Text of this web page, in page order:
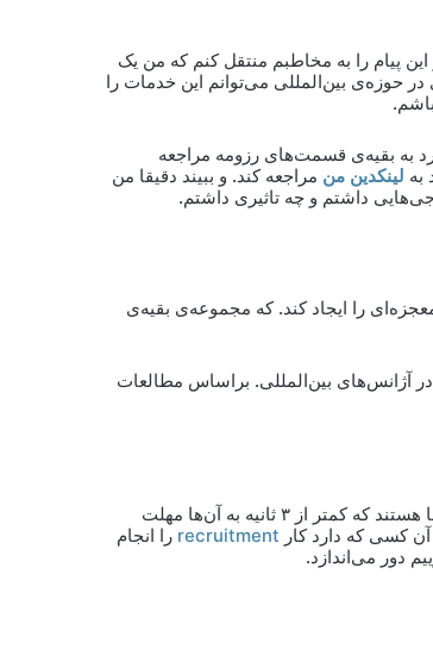
پیام را به مخاطبم منتقل کنم که من یک
حوزه‌ی بین‌المللی می‌توانم این خدمات را
به بقیه‌ی قسمت‌های رزومه مراجعه
به لینکدین من مراجعه کند. و ببیند دقیقا من
داشتم و چه تاثیری داشتم.
را ایجاد کند. که مجموعه‌ی بقیه‌ی
آژانس‌های بین‌المللی. براساس مطالعات
در نظر داشته باشید این ۱۰ ثانیه به طور متوسط است. یعنی تعداد زیادی از رزومه‌ها هستند که کمتر از ۳ ثانیه به آن‌ها مهلت
کسی که دارد کار recruitment را انجام
دور می‌اندازد.